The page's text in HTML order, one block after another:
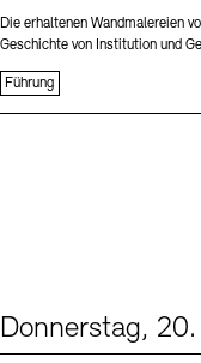
Die erhaltenen Wandmalereien
Geschichte von Institution und
Führung
Donnerstag,